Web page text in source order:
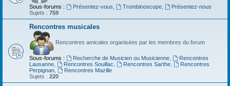
Sous-forums : Présentez-vous Trombinoscope,
Présentez-nous
Sujets : 759
Rencontres musicales
Rencontres amicales organisées par les membres du forum
Sous-forums : Recherche de Musicien ou Musicienne,
Rencontres
Lausanne
Rencontres Souillac Rencontres Sarthe,
Rencontres
Perpignan
Rencontres Mazille
Sujets : 220